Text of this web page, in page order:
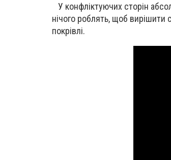
У конфліктуючих сторін
нічого роблять, щоб вирішити
покрівлі.